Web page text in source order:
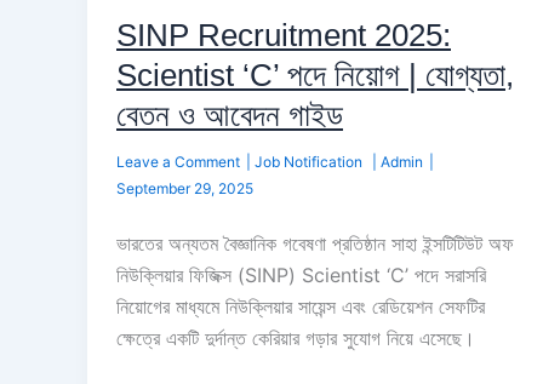
SINP Recruitment 2025:
Scientist ‘C’ পদে নিয়োগ | যোগ্যতা,
বেতন ও আবেদন গাইড
Leave a Comment Job Notification Admin
September 29, 2025
ভারতের অন্যতম বৈজ্ঞানিক গবেষণা প্রতিষ্ঠান সাহা ইন্সটিটিউট অফ
নিউক্লিয়ার ফিজিক্স (SINP) Scientist ‘C’ পদে সরাসরি
নিয়োগের মাধ্যমে নিউক্লিয়ার সায়েন্স এবং রেডিয়েশন সেফটির
ক্ষেত্রে একটি দুর্দান্ত কেরিয়ার গড়ার সুযোগ নিয়ে এসেছে।